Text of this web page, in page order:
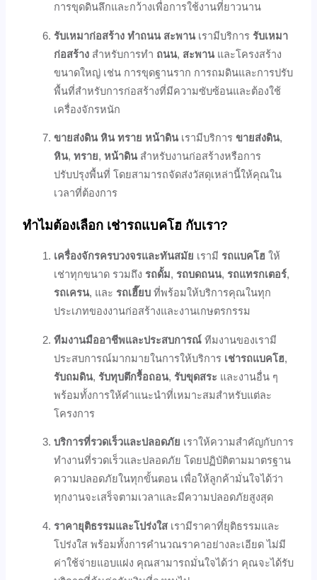
การขุดดินลึกและกว้างเพื่อการใช้งานที่ยาวนาน
รับเหมาก่อสร้าง ทำถนน สะพานเรามีบริการรับเหมา
ก่อสร้าง สำหรับการทำ ถนน, สะพานและโครงสร้าง
ขนาดใหญ่ เช่น การขุดฐานราก การถมดินและการปรับ
พื้นที่สำหรับการก่อสร้างที่มีความซับซ้อนและต้องใช้
เครื่องจักรหนัก
ขายส่งดิน หิน ทราย หน้าดินเรามีบริการขายส่งดิน,
หิน,ทราย,หน้าดินสำหรับงานก่อสร้างหรือการ
ปรับปรุงพื้นที่ โดยสามารถจัดส่งวัสดุเหล่านี้ให้คุณใน
เวลาที่ต้องการ
ทำไมต้องเลือก เช่ารถแบคโฮ กับเรา?
เครื่องจักรครบวงจรและทันสมัย เรามีรถแบคโฮ ให้
เช่าทุกขนาด รวมถึงรถดั้ม,รถบดถนน,รถแทรกเตอร์,
รถเครน, และรถเฮี๊ยบ ที่พร้อมให้บริการคุณในทุก
ประเภทของงานก่อสร้างและงานเกษตรกรรม
ทีมงานมืออาชีพและประสบการณ์ ทีมงานของเรามี
ประสบการณ์มากมายในการให้บริการ เช่ารถแบคโฮ,
รับถมดิน,รับทุบตึกรื้อถอน,รับขุดสระ และงานอื่น ๆ
พร้อมทั้งการให้คำแนะนำที่เหมาะสมสำหรับแต่ละ
โครงการ
บริการที่รวดเร็วและปลอดภัย เราให้ความสำคัญกับการ
ทำงานที่รวดเร็วและปลอดภัย โดยปฏิบัติตามมาตรฐาน
ความปลอดภัยในทุกขั้นตอน เพื่อให้ลูกค้ามั่นใจได้ว่า
ทุกงานจะเสร็จตามเวลาและมีความปลอดภัยสูงสุด
ราคายุติธรรมและโปร่งใส เรามีราคาที่ยุติธรรมและ
โปร่งใส พร้อมทั้งการคำนวณราคาอย่างละเอียด ไม่มี
ค่าใช้จ่ายแอบแฝง คุณสามารถมั่นใจได้ว่า คุณจะได้รับ